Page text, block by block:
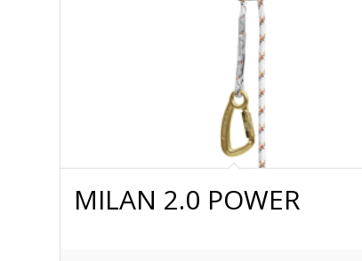
MILAN 2.0 POWER